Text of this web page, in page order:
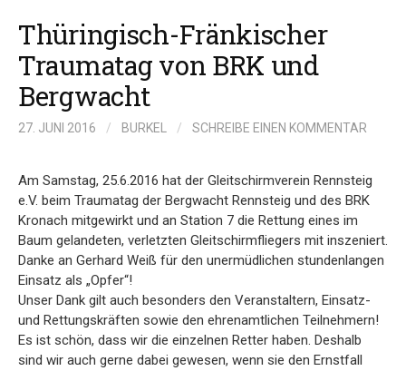
Thüringisch-Fränkischer
Traumatag von BRK und
Bergwacht
27. JUNI 2016 / BURKEL / SCHREIBE EINEN KOMMENTAR
Am Samstag, 25.6.2016 hat der Gleitschirmverein Rennsteig
e.V. beim Traumatag der Bergwacht Rennsteig und des BRK
Kronach mitgewirkt und an Station 7 die Rettung eines im
Baum gelandeten, verletzten Gleitschirmfliegers mit inszeniert.
Danke an Gerhard Weiß für den unermüdlichen stundenlangen
Einsatz als „Opfer“!
Unser Dank gilt auch besonders den Veranstaltern, Einsatz-
und Rettungskräften sowie den ehrenamtlichen Teilnehmern!
Es ist schön, dass wir die einzelnen Retter haben. Deshalb
sind wir auch gerne dabei gewesen, wenn sie den Ernstfall